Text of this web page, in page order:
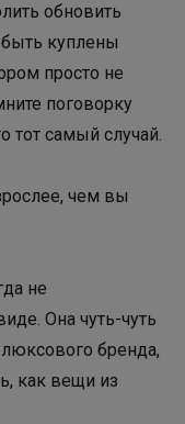
обновить
куплены
просто не
поговорку
тот самый случай.
чем вы
не
Она чуть-чуть
бренда,
как вещи из